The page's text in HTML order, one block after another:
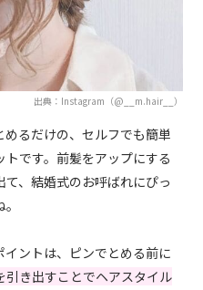
出典：Instagram（@__m.hair__）
るだけの、セルフでも簡単
です。前髪をアップにする
、結婚式のお呼ばれにぴっ
ントは、ピンでとめる前に
引き出すことでヘアスタイル